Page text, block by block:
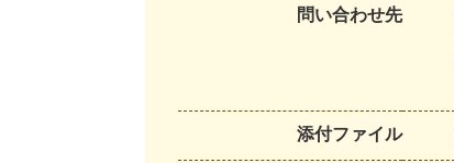
問い合わせ先
添付ファイル